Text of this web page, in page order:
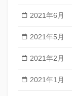
2021年6月
2021年5月
2021年2月
2021年1月